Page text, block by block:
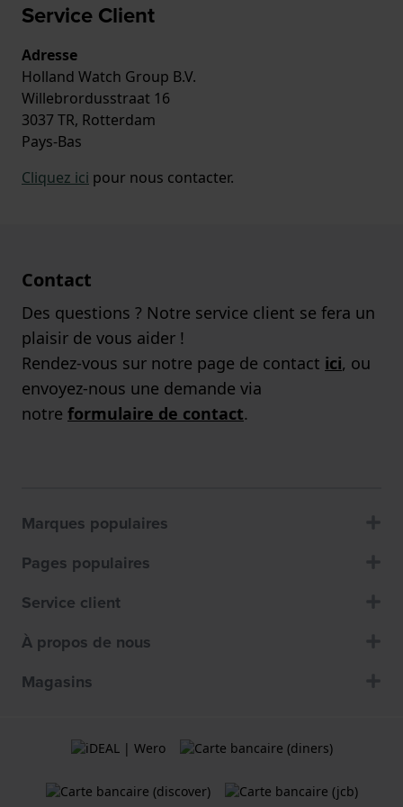
Service Client
Adresse
Holland Watch Group B.V.
Willebrordusstraat 16
3037 TR, Rotterdam
Pays-Bas
Cliquez ici pour nous contacter.
Contact
Des questions ? Notre service client se fera un
plaisir de vous aider !
Rendez-vous sur notre page de contact ici, ou
envoyez-nous une demande via
notre formulaire de contact.
Marques populaires
Pages populaires
Service client
À propos de nous
Magasins